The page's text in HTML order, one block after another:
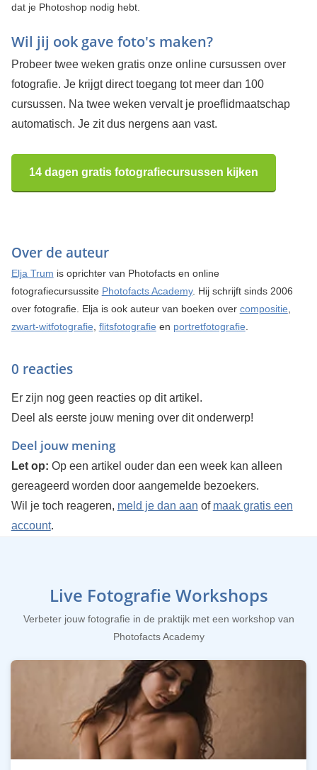
dat je Photoshop nodig hebt.
Wil jij ook gave foto's maken?
Probeer twee weken gratis onze online cursussen over
fotografie. Je krijgt direct toegang tot meer dan 100
cursussen. Na twee weken vervalt je proeflidmaatschap
automatisch. Je zit dus nergens aan vast.
14 dagen gratis fotografiecursussen kijken
Over de auteur
Elja Trum is oprichter van Photofacts en online
fotografiecursussite Photofacts Academy. Hij schrijft sinds 2006
over fotografie. Elja is ook auteur van boeken over compositie
zwart-witfotografie flitsfotografie en portretfotografie
0 reacties
Er zijn nog geen reacties op dit artikel.
Deel als eerste jouw mening over dit onderwerp!
Deel jouw mening
Let op: Op een artikel ouder dan een week kan alleen
gereageerd worden door aangemelde bezoekers.
Wil je toch reageren, meld je dan aan of maak gratis een
account.
Live Fotografie Workshops
Verbeter jouw fotografie in de praktijk met een workshop van
Photofacts Academy